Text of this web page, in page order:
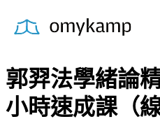
郭羿法學緒論
小時速成課（